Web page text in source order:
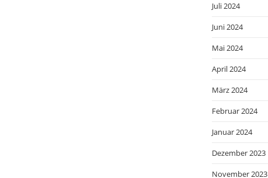
Juli 2024
Juni 2024
Mai 2024
April 2024
März 2024
Februar 2024
Januar 2024
Dezember 2023
November 2023